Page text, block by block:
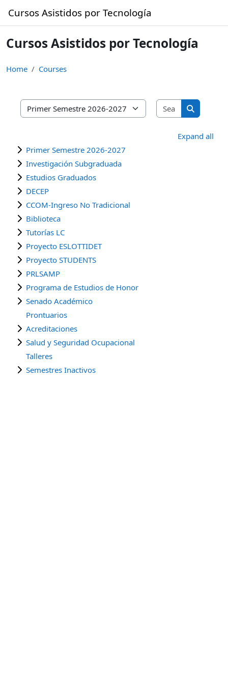
Cursos Asistidos por Tecnología
Cursos Asistidos por Tecnología
Home Courses
Course categories
Search
Search
Expand all
Primer Semestre 2026-2027
Investigación Subgraduada
Estudios Graduados
DECEP
CCOM-Ingreso No Tradicional
Biblioteca
Tutorías LC
Proyecto ESLOTTIDET
Proyecto STUDENTS
PRLSAMP
Programa de Estudios de Honor
Senado Académico
Prontuarios
Acreditaciones
Salud y Seguridad Ocupacional
Talleres
Semestres Inactivos